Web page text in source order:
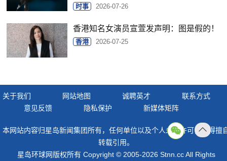
时事 2026-07-26
香港知名女演员宣萱发声明：图是假的！
香港 2026-07-25
关于我们 网站地图 诚聘英才
联系方式
意见反馈
隐私保护 新媒体矩阵
本网站内容归星岛新闻集团所有，任何单位以及个人未经许可，不得擅
转载引用。
星岛环球网版权所有 Copyright © 2005-2026 Stnn.cc All Rights
顶部